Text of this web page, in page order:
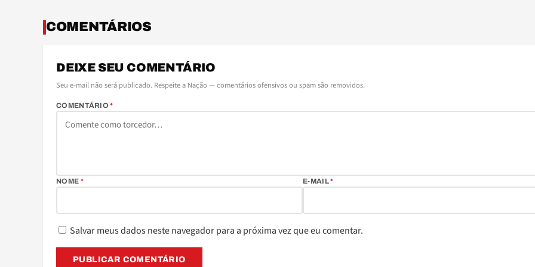
COMENTÁRIOS
DEIXE SEU COMENTÁRIO
Seu e-mail não será publicado. Respeite a Nação — comentários ofensivos ou spam são removidos.
COMENTÁRIO*
NOME * E-MAIL*
Salvar meus dados neste navegador para a próxima vez que eu comentar.